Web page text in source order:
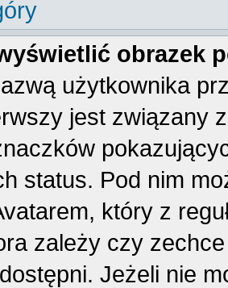
obrazek
użytkownika
jest związany
status. Pod nim
który z
zależy czy
Jeżeli nie